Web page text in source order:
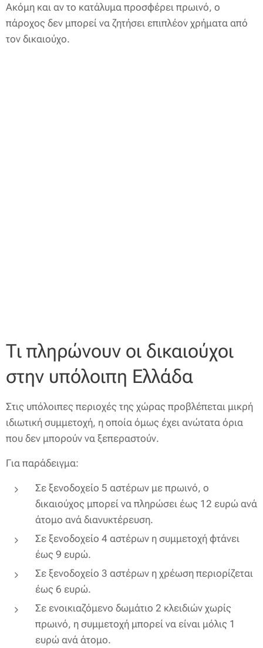
Ακόμη και αν το κατάλυμα προσφέρει πρωινό, ο
πάροχος δεν μπορεί να ζητήσει επιπλέον χρήματα από
τον δικαιούχο.
Τι πληρώνουν οι δικαιούχοι
στην υπόλοιπη Ελλάδα
Στις υπόλοιπες περιοχές της χώρας προβλέπεται μικρή
ιδιωτική συμμετοχή, η οποία όμως έχει ανώτατα όρια
που δεν μπορούν να ξεπεραστούν.
Για παράδειγμα:
Σε ξενοδοχείο 5 αστέρων με πρωινό, ο
δικαιούχος μπορεί να πληρώσει έως 12 ευρώ ανά
άτομο ανά διανυκτέρευση.
Σε ξενοδοχείο 4 αστέρων η συμμετοχή φτάνει
έως 9 ευρώ.
Σε ξενοδοχείο 3 αστέρων η χρέωση περιορίζεται
έως 6 ευρώ.
Σε ενοικιαζόμενο δωμάτιο 2 κλειδιών χωρίς
πρωινό, η συμμετοχή μπορεί να είναι μόλις 1
ευρώ ανά άτομο.